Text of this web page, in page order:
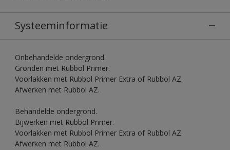
Systeeminformatie
Onbehandelde ondergrond.
Gronden met Rubbol Primer.
Voorlakken met Rubbol Primer Extra of Rubbol AZ.
Afwerken met Rubbol AZ.
Behandelde ondergrond.
Bijwerken met Rubbol Primer.
Voorlakken met Rubbol Primer Extra of Rubbol AZ.
Afwerken met Rubbol AZ.